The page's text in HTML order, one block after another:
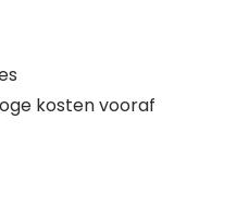
kosten vooraf